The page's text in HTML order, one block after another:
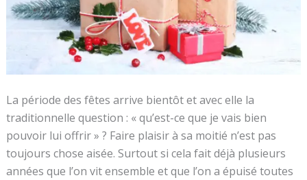
La période des fêtes arrive bientôt et avec elle la
traditionnelle question : « qu’est-ce que je vais bien
pouvoir lui offrir » ? Faire plaisir à sa moitié n’est pas
toujours chose aisée. Surtout si cela fait déjà plusieurs
années que l’on vit ensemble et que l’on a épuisé toutes